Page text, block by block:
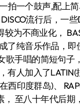
拍一个鼓声,配上
流行后，一些
较为不商业化，
了纯音乐作品，即
歌手唱的简短句子
有人加入了LATIN(
西印度群岛)、
， 至八十年代后期